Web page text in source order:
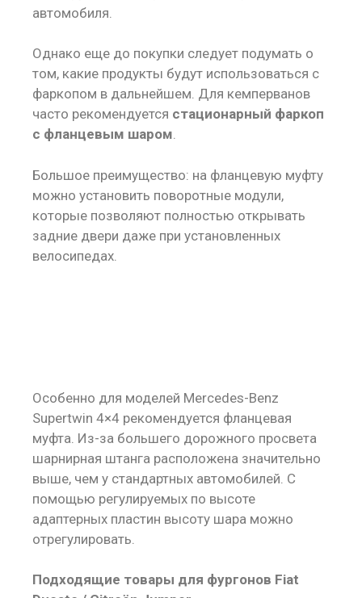
автомобиля.
Однако еще до покупки следует подумать о
том, какие продукты будут использоваться с
фаркопом в дальнейшем. Для кемперванов
часто рекомендуется стационарный фаркоп
с фланцевым шаром.
Большое преимущество: на фланцевую муфту
можно установить поворотные модули,
которые позволяют полностью открывать
задние двери даже при установленных
велосипедах.
Особенно для моделей Mercedes-Benz
Supertwin 4×4 рекомендуется фланцевая
муфта. Из-за большего дорожного просвета
шарнирная штанга расположена значительно
выше, чем у стандартных автомобилей. С
помощью регулируемых по высоте
адаптерных пластин высоту шара можно
отрегулировать.
Подходящие товары для фургонов Fiat